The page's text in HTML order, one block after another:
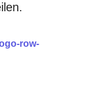
row-